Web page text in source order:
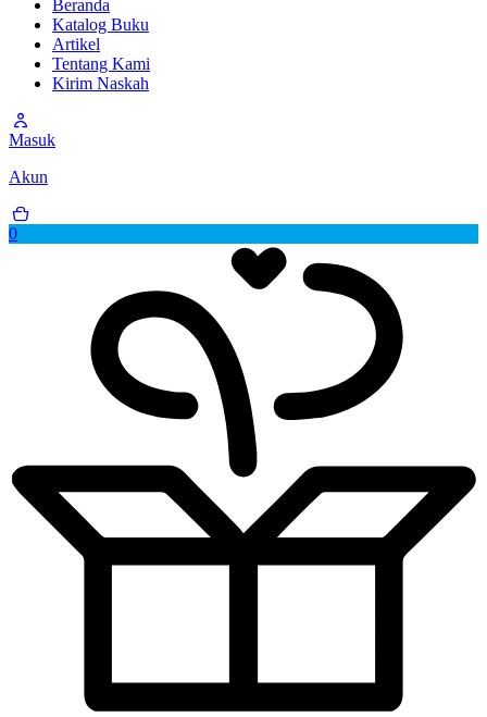
Beranda
Katalog Buku
Artikel
Tentang Kami
Kirim Naskah
Masuk
Akun
0